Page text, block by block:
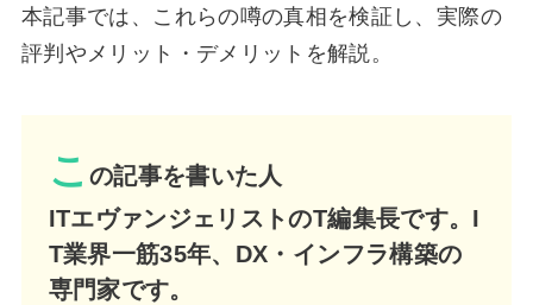
本記事では、これらの噂の真相を検証し、実際の
評判やメリット・デメリットを解説。
こ の記事を書いた人
ITエヴァンジェリストのT編集長です。I
T業界一筋35年、DX・インフラ構築の
専門家です。